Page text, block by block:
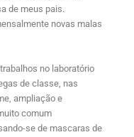
de meus pais.
novas malas
no laboratório
de classe, nas
ampliação e
comum
se de mascaras de